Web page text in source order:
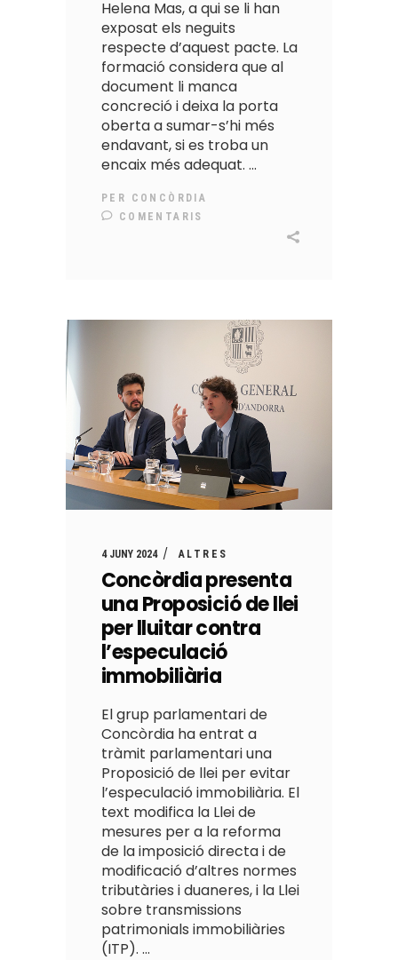
Helena Mas, a qui se li han
exposat els neguits
respecte d’aquest pacte. La
formació considera que al
document li manca
concreció i deixa la porta
oberta a sumar-s’hi més
endavant, si es troba un
encaix més adequat.
PER CONCÒRDIA
COMENTARIS
4 JUNY 2024 ALTRES
Concòrdia presenta
una Proposició de llei
per lluitar contra
l’especulació
immobiliària
El grup parlamentari de
Concòrdia ha entrat a
tràmit parlamentari una
Proposició de llei per evitar
l’especulació immobiliària. El
text modifica la Llei de
mesures per a la reforma
de la imposició directa i de
modificació d’altres normes
tributàries i duaneres, i la Llei
sobre transmissions
patrimonials immobiliàries
(ITP).